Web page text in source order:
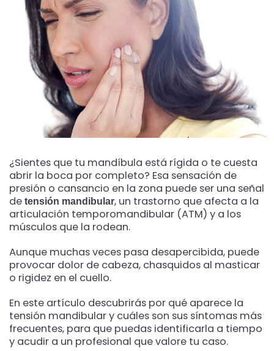
¿Sientes que tu mandíbula está rígida o te cuesta
abrir la boca por completo? Esa sensación de
presión o cansancio en la zona puede ser una señal
de tensión mandibular, un trastorno que afecta a la
articulación temporomandibular (ATM) y a los
músculos que la rodean.
Aunque muchas veces pasa desapercibida, puede
provocar dolor de cabeza, chasquidos al masticar
o rigidez en el cuello.
En este artículo descubrirás por qué aparece la
tensión mandibular y cuáles son sus síntomas más
frecuentes, para que puedas identificarla a tiempo
y acudir a un profesional que valore tu caso.